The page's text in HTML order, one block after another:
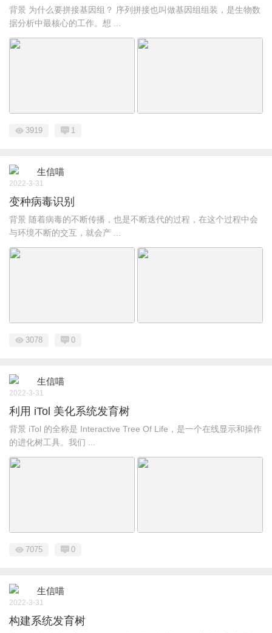
背景 为什么要拼接基因组？ 序列拼接也叫做基因组组装，是生物数
据分析中最核心的工作。想 ...
3919 1
生信喵
2022-3-31
变种病毒识别
背景 随着病毒的不断传播，也是不断迭代的过程，在这个过程中会
与环境不断的交互，就会产 ...
3078 0
生信喵
2022-3-31
利用 iTol 美化系统发育树
背景 iTol 的全称是 Interactive Tree Of Life，是一个在线显示和操作
的进化树工具。我们 ...
7075 0
生信喵
2022-3-31
构建系统发育树